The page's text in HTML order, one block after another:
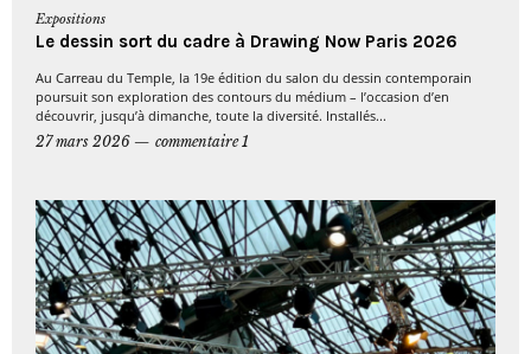
Expositions
Le dessin sort du cadre à Drawing Now Paris 2026
Au Carreau du Temple, la 19e édition du salon du dessin contemporain
poursuit son exploration des contours du médium – l’occasion d’en
découvrir, jusqu’à dimanche, toute la diversité. Installés...
27 mars 2026
commentaire 1